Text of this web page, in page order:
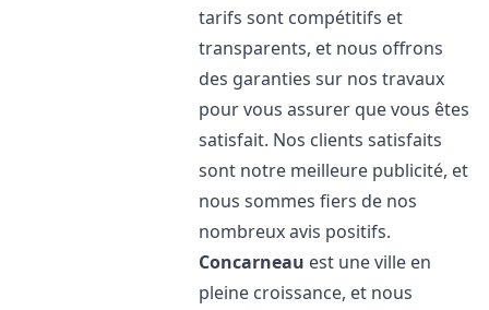
tarifs sont compétitifs et
transparents, et nous offrons
des garanties sur nos travaux
pour vous assurer que vous êtes
satisfait. Nos clients satisfaits
sont notre meilleure publicité, et
nous sommes fiers de nos
nombreux avis positifs.
Concarneau est une ville en
pleine croissance, et nous